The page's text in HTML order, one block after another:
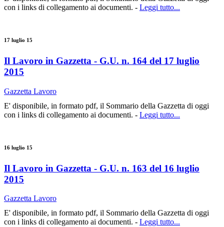
con i links di collegamento ai documenti. - Leggi tutto...
17 luglio 15
Il Lavoro in Gazzetta - G.U. n. 164 del 17 luglio
2015
Gazzetta Lavoro
E' disponibile, in formato pdf, il Sommario della Gazzetta di oggi
con i links di collegamento ai documenti. - Leggi tutto...
16 luglio 15
Il Lavoro in Gazzetta - G.U. n. 163 del 16 luglio
2015
Gazzetta Lavoro
E' disponibile, in formato pdf, il Sommario della Gazzetta di oggi
con i links di collegamento ai documenti. - Leggi tutto...